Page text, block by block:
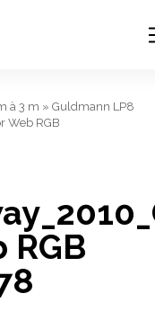
à 3 m » Guldmann LP8
Web RGB
RGB